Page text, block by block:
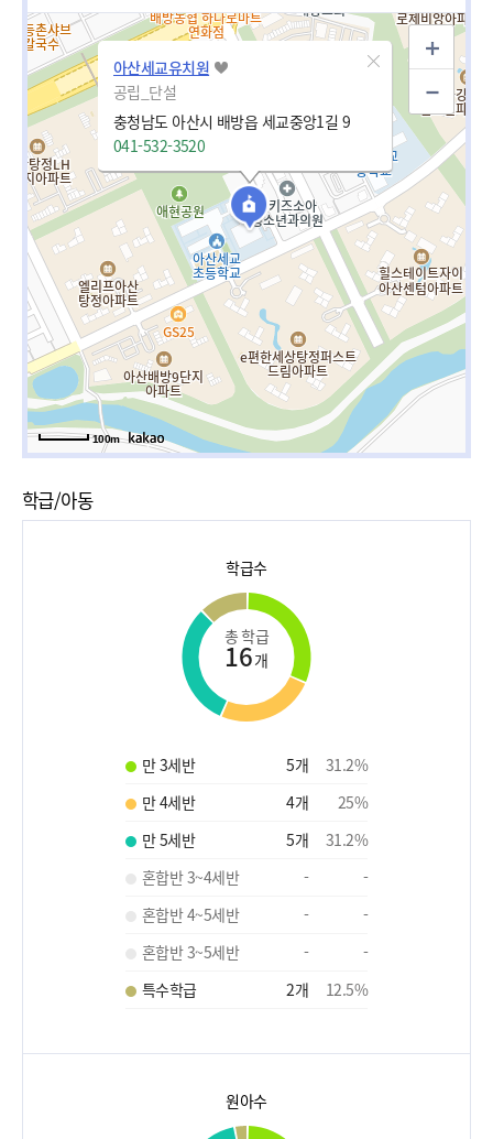
아산세교유치원
공립_단설
충청남도 아산시 배방읍 세교중앙1길 9
041-532-3520
100m
학급/아동
학급수
총 학급
16개
만 3세반 5개 31.2%
만 4세반
4개 25%
만 5세반
5개 31.2%
혼합반 3~4세반
-
-
혼합반 4~5세반
-
-
혼합반 3~5세반
-
-
특수학급
2개 12.5%
원아수